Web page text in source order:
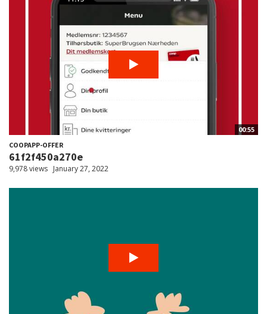
00:55
COOPAPP-OFFER
61f2f450a270e
9,978 views January 27, 2022